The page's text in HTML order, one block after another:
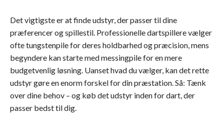
Det vigtigste er at finde udstyr, der passer til dine
præferencer og spillestil. Professionelle dartspillere vælger
ofte tungstenpile for deres holdbarhed og præcision, mens
begyndere kan starte med messingpile for en mere
budgetvenlig løsning. Uanset hvad du vælger, kan det rette
udstyr gøre en enorm forskel for din præstation. Så: Tænk
over dine behov – og køb det udstyr inden for dart, der
passer bedst til dig.